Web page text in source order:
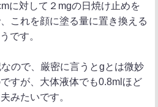
に対して２mgの日焼け止めを
これを顔に塗る量に置き換える
です。
ので、厳密に言うとgとは微妙
すが、大体液体でも0.8mlほど
みたいです。